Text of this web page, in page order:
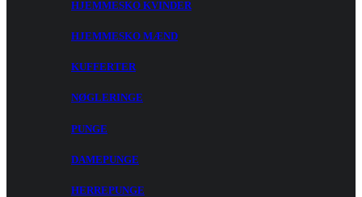
HJEMMESKO KVINDER
HJEMMESKO MÆND
KUFFERTER
NØGLERINGE
PUNGE
DAMEPUNGE
HERREPUNGE